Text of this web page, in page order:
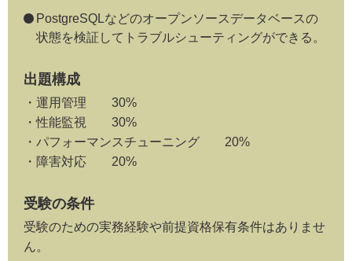
PostgreSQLなどのオープンソースデータベースの
状態を検証してトラブルシューティングができる。
出題構成
運用管理 30%
性能監視 30%
パフォーマンスチューニング 20%
障害対応 20%
受験の条件
受験のための実務経験や前提資格保有条件はありませ
ん。